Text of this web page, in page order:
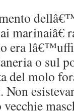
era
o sul
del molo